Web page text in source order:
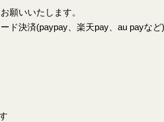
願いいたします。
ド決済(paypay、楽天pay、au payな